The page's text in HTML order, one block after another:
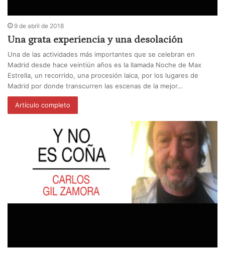
9 de abril de 2018
Una grata experiencia y una desolación
Una de las actividades más importantes que se celebran en
Madrid desde hace veintiún años es la llamada Noche de Max
Estrella, un recorrido, una procesión laica, por los lugares de
Madrid por donde transcurren las escenas de la mejor…
Artículo completo